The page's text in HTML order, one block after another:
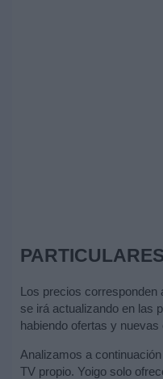
Los precios corresponden
se irá actualizando en las
habiendo ofertas y nuevas
Analizamos a
TV propio. Yoigo solo